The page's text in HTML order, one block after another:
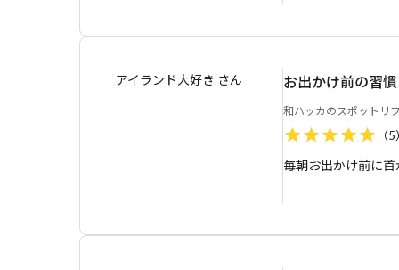
アイランド大好き さん お出かけ前の習
和ハッカのスポットリ
（5
毎朝お出かけ前に